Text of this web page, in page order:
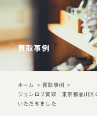
買取事例
ホーム
買取事例
ジョンロブ買取｜東京都品川
いただきました